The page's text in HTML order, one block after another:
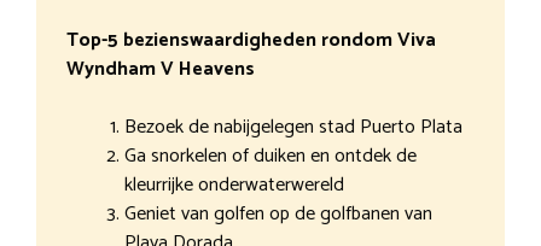
Top-5 bezienswaardigheden rondom Viva
Wyndham V Heavens
Bezoek de nabijgelegen stad Puerto Plata
Ga snorkelen of duiken en ontdek de
kleurrijke onderwaterwereld
Geniet van golfen op de golfbanen van